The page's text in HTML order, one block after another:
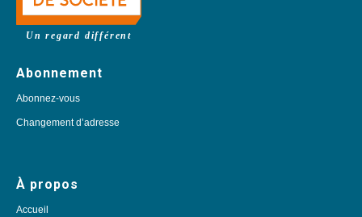
Un regard différent
Abonnement
Abonnez-vous
Changement d’adresse
À propos
Accueil